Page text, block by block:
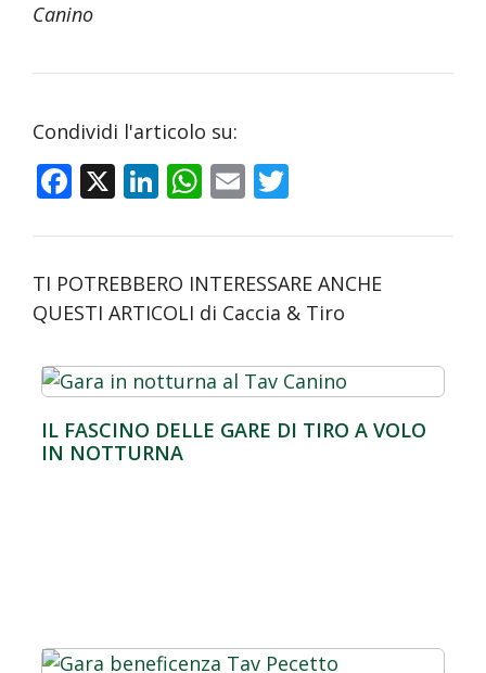
Canino
Condividi l'articolo su:
F
e
b
o
o
k
X Li
k
e
dI
n
W
at
s
A
p
p
E
ai
l
itt
er
TI POTREBBERO INTERESSARE ANCHE
QUESTI ARTICOLI di Caccia & Tiro
IL FASCINO DELLE GARE DI TIRO A VOLO
IN NOTTURNA